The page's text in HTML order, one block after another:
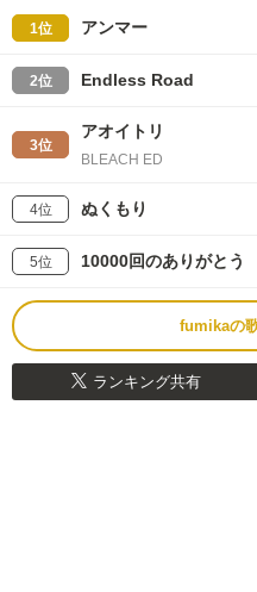
1位 アンマー
2位 Endless Road
3位
アオイトリ
BLEACH ED
4位 ぬくもり
5位 10000回のありがとう
fumikaの
ランキング共有